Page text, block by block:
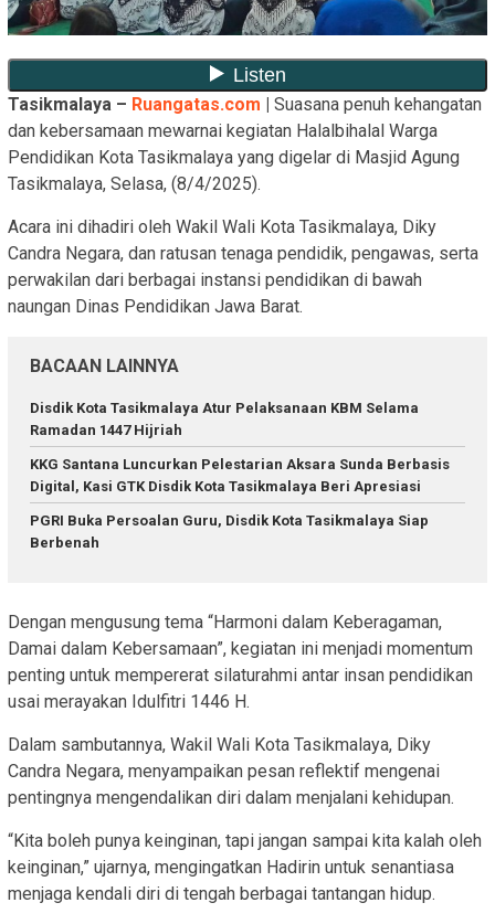
Tasikmalaya – Ruangatas.com | Suasana penuh kehangatan
dan kebersamaan mewarnai kegiatan Halalbihalal Warga
Pendidikan Kota Tasikmalaya yang digelar di Masjid Agung
Tasikmalaya, Selasa, (8/4/2025).
Acara ini dihadiri oleh Wakil Wali Kota Tasikmalaya, Diky
Candra Negara, dan ratusan tenaga pendidik, pengawas, serta
perwakilan dari berbagai instansi pendidikan di bawah
naungan Dinas Pendidikan Jawa Barat.
BACAAN LAINNYA
Disdik Kota Tasikmalaya Atur Pelaksanaan KBM Selama
Ramadan 1447 Hijriah
KKG Santana Luncurkan Pelestarian Aksara Sunda Berbasis
Digital, Kasi GTK Disdik Kota Tasikmalaya Beri Apresiasi
PGRI Buka Persoalan Guru, Disdik Kota Tasikmalaya Siap
Berbenah
Dengan mengusung tema “Harmoni dalam Keberagaman,
Damai dalam Kebersamaan”, kegiatan ini menjadi momentum
penting untuk mempererat silaturahmi antar insan pendidikan
usai merayakan Idulfitri 1446 H.
Dalam sambutannya, Wakil Wali Kota Tasikmalaya, Diky
Candra Negara, menyampaikan pesan reflektif mengenai
pentingnya mengendalikan diri dalam menjalani kehidupan.
“Kita boleh punya keinginan, tapi jangan sampai kita kalah oleh
keinginan,” ujarnya, mengingatkan Hadirin untuk senantiasa
menjaga kendali diri di tengah berbagai tantangan hidup.